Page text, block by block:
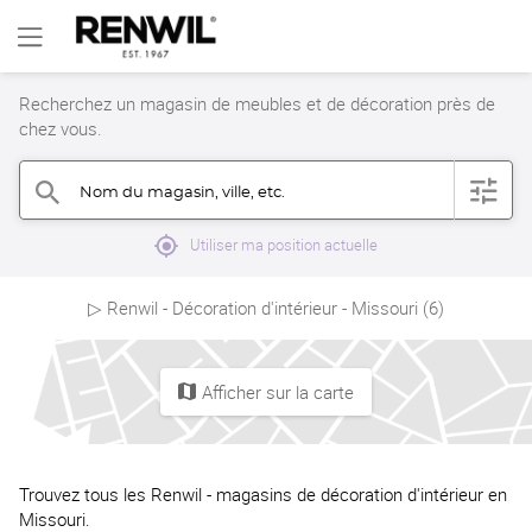
Recherchez un magasin de meubles et de décoration près de
chez vous.
search Nom du magasin, ville, etc. filter
mylocation Utiliser ma position actuelle
▷ Renwil - Décoration d'intérieur - Missouri (6)
map Afficher sur la carte
Trouvez tous les Renwil - magasins de décoration d'intérieur en
Missouri.